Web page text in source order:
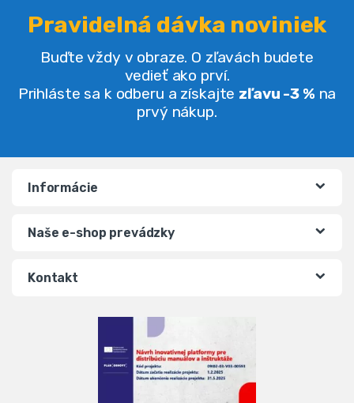
Pravidelná dávka noviniek
Buďte vždy v obraze. O zľavách budete
vedieť ako prví.
Prihláste sa k odberu a získajte zľavu -3 % na
prvý nákup.
Informácie
Naše e-shop prevádzky
Kontakt